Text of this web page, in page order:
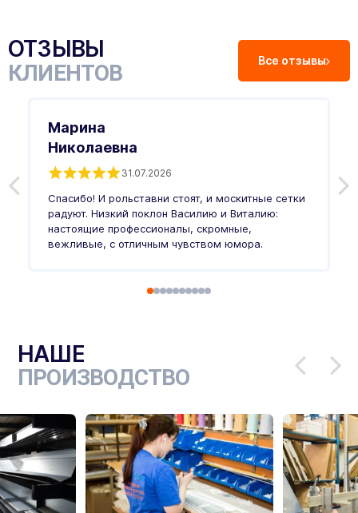
ОТЗЫВЫ
КЛИЕНТОВ Все отзывы
Марина
Николаевна
31.07.2026
Спасибо! И рольставни стоят, и москитные сетки
радуют. Низкий поклон Василию и Виталию:
настоящие профессионалы, скромные,
вежливые, с отличным чувством юмора.
НАШЕ
ПРОИЗВОДСТВО